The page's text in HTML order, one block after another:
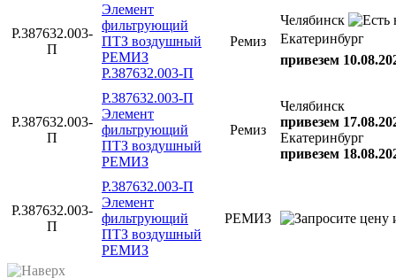
Р.387632.003-
П
Элемент
фильтрующий
ПТЗ воздушный
РЕМИЗ
Р.387632.003-П
Ремиз
Челябинск
Екатеринбург
привезем
Р.387632.003-
П
Р.387632.003-П
Элемент
фильтрующий
ПТЗ воздушный
РЕМИЗ
Ремиз
Челябинск
привезем
Екатеринбург
привезем
Р.387632.003-
П
Р.387632.003-П
Элемент
фильтрующий
ПТЗ воздушный
РЕМИЗ
РЕМИЗ